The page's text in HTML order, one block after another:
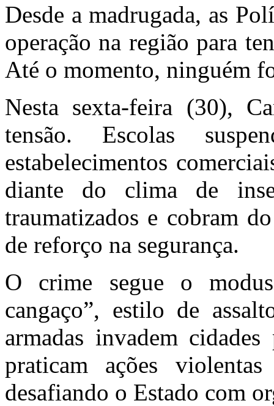
Desde a madrugada, as
operação na região para
Até o momento, ninguém
Nesta sexta-feira (30),
tensão. Escolas
estabelecimentos
diante do clima de
traumatizados e cobram
de reforço na segurança.
O crime segue o
cangaço”, estilo de
armadas invadem
praticam ações
desafiando o Estado com